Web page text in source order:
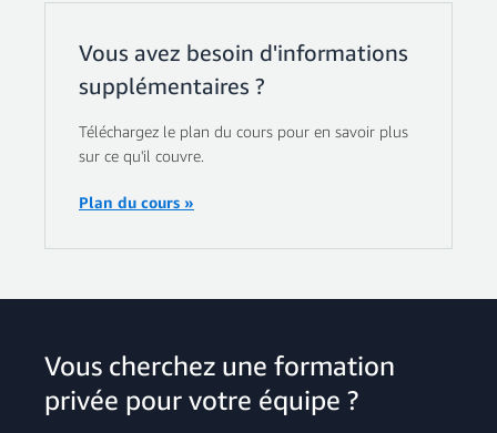
Vous avez besoin d'informations
supplémentaires ?
Téléchargez le plan du cours pour en savoir plus
sur ce qu'il couvre.
Plan du cours »
Vous cherchez une formation
privée pour votre équipe ?